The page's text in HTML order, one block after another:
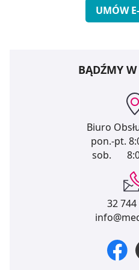
UMÓW
BĄDŹMY
Biuro
pon.-pt.
sob.
32 744